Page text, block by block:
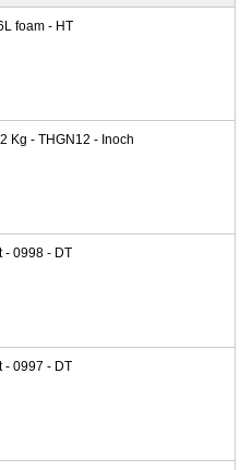
foam - HT
Kg - THGN12 - Inoch
- 0998 - DT
- 0997 - DT